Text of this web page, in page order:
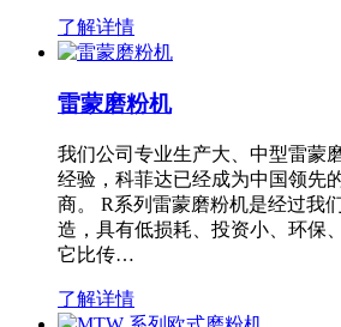
了解详情
雷蒙磨粉机
我们公司专业生产大、中型雷蒙
经验，科菲达已经成为中国领先
商。 R系列雷蒙磨粉机是经过我
造，具有低损耗、投资小、环保
它比传…
了解详情